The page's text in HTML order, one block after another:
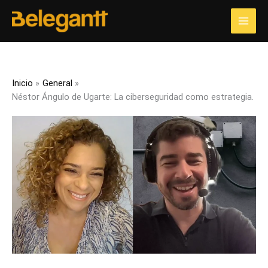
Inicio
General
Néstor Ángulo de Ugarte: La ciberseguridad como estrategia.